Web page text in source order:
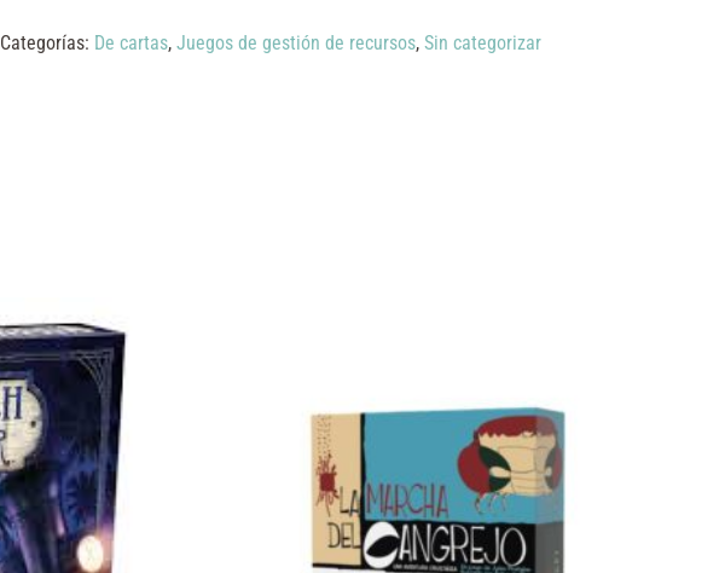
Categorías: De cartas, Juegos de gestión de recursos, Sin categorizar